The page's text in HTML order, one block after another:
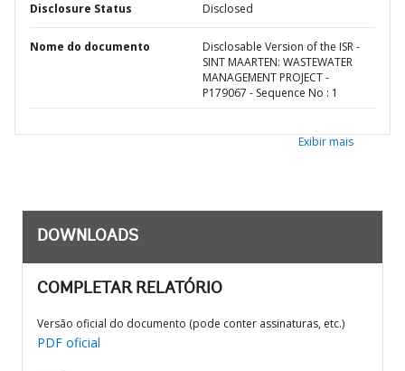
Disclosure Status Disclosed
Nome do documento
Disclosable Version of the ISR -
SINT MAARTEN: WASTEWATER
MANAGEMENT PROJECT -
P179067 - Sequence No : 1
Exibir mais
DOWNLOADS
COMPLETAR RELATÓRIO
Versão oficial do documento (pode conter assinaturas, etc.)
PDF oficial